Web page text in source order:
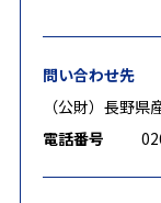
問い合わせ先
（公財）長野
電話番号